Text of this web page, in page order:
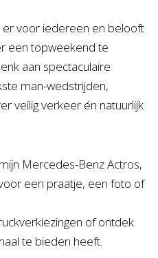
er voor iedereen en belooft
een topweekend te
aan spectaculaire
man-wedstrijden,
veilig verkeer én natuurlijk
Mercedes-Benz Actros,
een praatje, een foto of
of ontdek
te bieden heeft.